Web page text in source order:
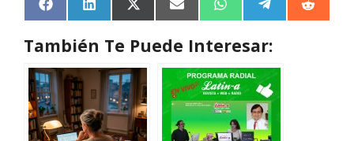
F
a
e
b
o
o
k
L
i
k
e
d
I
n
X
(
w
i
t
t
e
r
)
E
m
a
l
W
h
t
s
A
p
p
e
e
g
r
a
m
R
e
También Te Puede Interesar: